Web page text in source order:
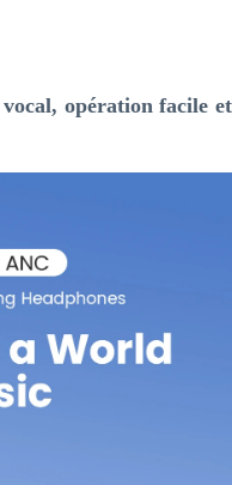
opération facile et